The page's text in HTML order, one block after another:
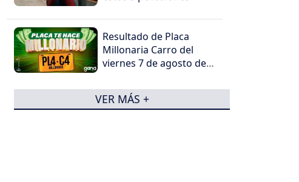
Resultado de Placa
Millonaria Carro del
viernes 7 de agosto de
VER MÁS +